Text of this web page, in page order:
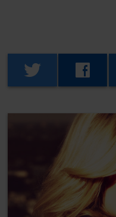
twitter facebook